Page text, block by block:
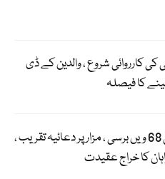
کی کارروائی شروع ، والدین کے ڈی
کا فیصلہ
میجر طفیل شہید کی 68 ویں برسی ، مزار پر دعائیہ تقریب ،
کا خراج عقیدت